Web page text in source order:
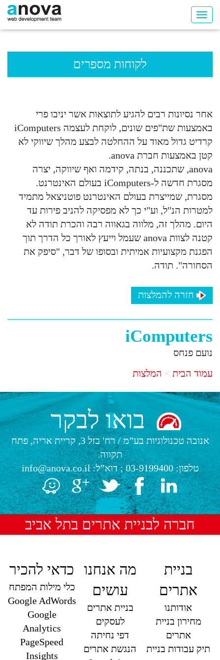
לקוחות מספרים
אחר נסיונות רבים להגיע לתוצאות אשר יניבו פרי
באמצעות שת"פים שונים, לוקחת לעצמה iComputers
קרדיט גדול מאוד על ההחלטה לבצע מהלך שיווקי לא
קטן באמצעות חברת anova.
anova, שתכננה, בנתה, קידמה ואף שיווקה, יצרה
מסגרת חדשה ל-iComputers בעולם האינטרנט.
מסגרת, שמייצרת בעולם האינטרנט פוטניצאל מתמיד
למטרות הנ"ל, וע"י כך לא מפסיקה להניב פירות עד
היום. מהלך זה, מלווה בגאווה רבה והכרת תודה לא
קטנה לצוות anova שעמל וייעץ לאורך כל הדרך תוך
הפגנת מקצועיות אמיתית ובסופו של דבר, "סיפק את
הסחורה". תודה.
חזרה להמלצות
iComputers
נועם פנחס
עמוד הבית
המלצות
בואו לבקר
אנובה טכנולוגיות בע”מ/
רח' בזל 3, קריית אריה, פתח
תקווה.
טלפון:03-9199400; דוא”ל:info@anova.co.il
חברה לבניית אתרים בתל אביב
בניית
אתרים
אודותנו
מחירון בניית
אתרים
תיק עבודות בניית
מה אנחנו
עושים
בניית אתרים
לעסקים
דפי נחיתה
הנגשת אתרים
כדאי להכיר
כלי מילות המפתח
Google AdWords
Google
Analytics
PageSpeed
Insights